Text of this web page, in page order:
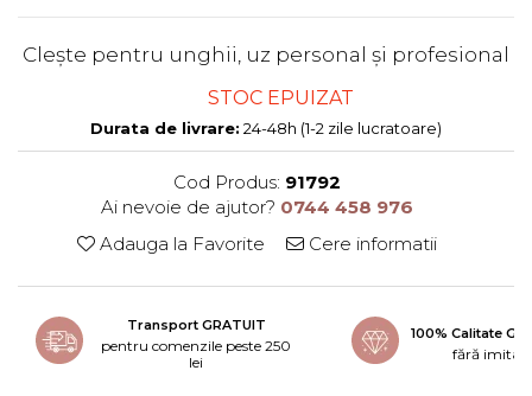
Clește pentru unghii, uz personal și profesional
STOC EPUIZAT
Durata de livrare: 24-48h (1-2 zile lucratoare)
Cod Produs: 91792
Ai nevoie de ajutor? 0744 458 976
Adauga la Favorite
Cere informatii
Transport GRATUIT
pentru comenzile peste 250
lei
100% Calitate
fără imitații